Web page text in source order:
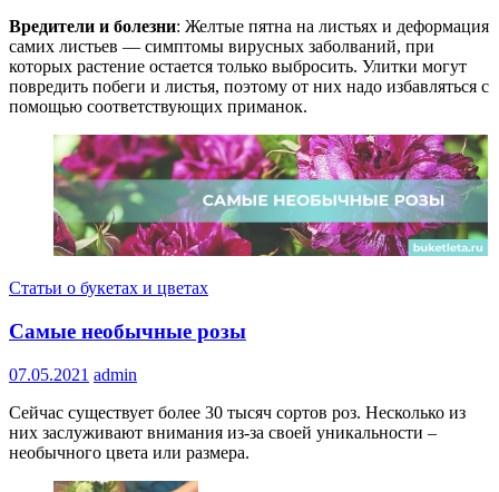
Вредители и болезни: Желтые пятна на листьях и деформация
самих листьев — симптомы вирусных заболваний, при
которых растение остается только выбросить. Улитки могут
повредить побеги и листья, поэтому от них надо избавляться с
помощью соответствующих приманок.
Статьи о букетах и цветах
Самые необычные розы
07.05.2021 admin
Сейчас существует более 30 тысяч сортов роз. Несколько из
них заслуживают внимания из-за своей уникальности –
необычного цвета или размера.